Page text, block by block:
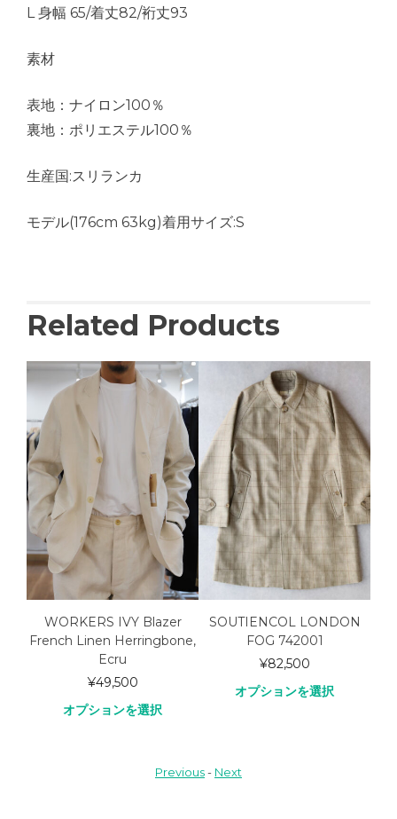
L 身幅 65/着丈82/裄丈93
素材
表地：ナイロン100％
裏地：ポリエステル100％
生産国:スリランカ
モデル(176cm 63kg)着用サイズ:S
Related Products
WORKERS IVY Blazer
French Linen Herringbone,
Ecru
¥49,500
オプションを選択
SOUTIENCOL LONDON
FOG 742001
¥82,500
オプションを選択
Previous- Next